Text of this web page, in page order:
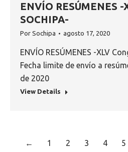
ENVÍO RESÚMENES
SOCHIPA-
Por Sochipa agosto 17, 2020
ENVÍO RESÚMENES -XLV
Fecha limite de envío a
de 2020
View Details
← 1 2 3 4 5